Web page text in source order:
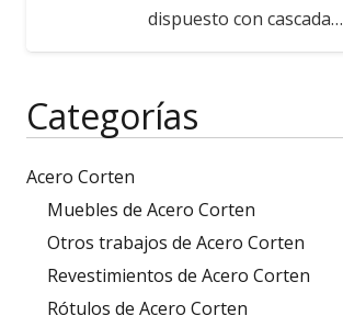
Categorías
Acero Corten
Muebles de Acero Corten
Otros trabajos de Acero Corten
Revestimientos de Acero Corten
Rótulos de Acero Corten
dispuesto con cascada…